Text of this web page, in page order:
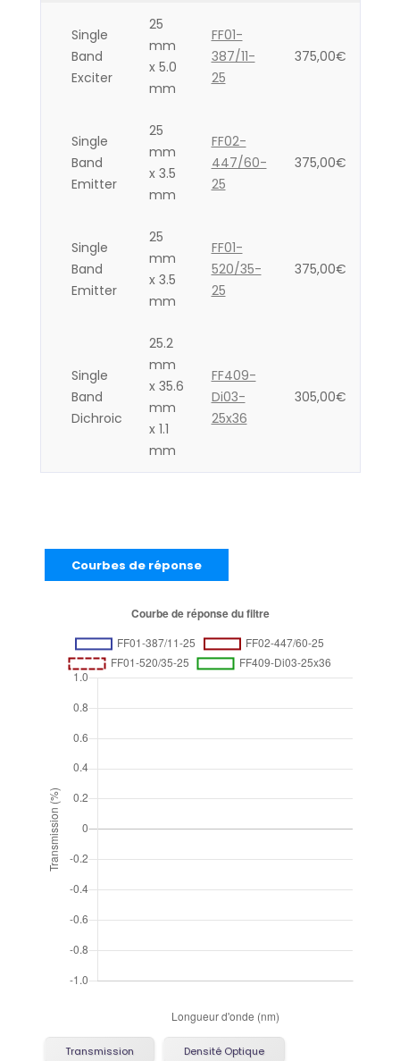
Single
Band
Exciter
25
mm
x 5.0
mm
FF01-
387/11-
25
375,00€
Single
Band
Emitter
25
mm
x 3.5
mm
FF02-
447/60-
25
375,00€
Single
Band
Emitter
25
mm
x 3.5
mm
FF01-
520/35-
25
375,00€
Single
Band
Dichroic
25.2
mm
x 35.6
mm
x 1.1
mm
FF409-
Di03-
25x36
305,00€
Courbes de réponse
Transmission
Densité Optique